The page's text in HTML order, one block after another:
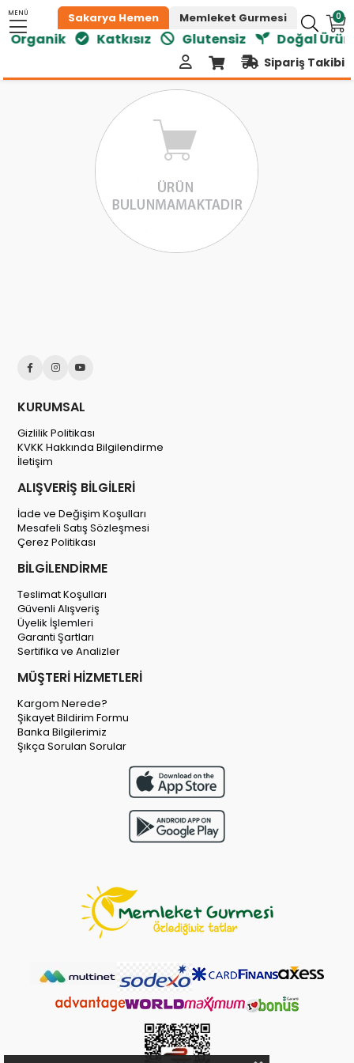
0
MENÜ Sakarya Hemen Memleket Gurmesi
Organik Katkısız Glutensiz Doğal
Sipariş Takibi
KURUMSAL
Gizlilik Politikası
KVKK Hakkında Bilgilendirme
İletişim
ALIŞVERİŞ BİLGİLERİ
İade ve Değişim Koşulları
Mesafeli Satış Sözleşmesi
Çerez Politikası
BİLGİLENDİRME
Teslimat Koşulları
Güvenli Alışveriş
Üyelik İşlemleri
Garanti Şartları
Sertifika ve Analizler
MÜŞTERİ HİZMETLERİ
Kargom Nerede?
Şikayet Bildirim Formu
Banka Bilgilerimiz
Şıkça Sorulan Sorular